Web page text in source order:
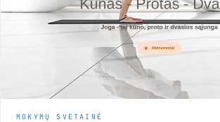
MOKYMŲ SVETAINĖ